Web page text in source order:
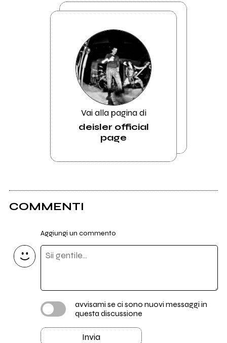
Vai alla pagina di
deisler official
page
COMMENTI
Aggiungi un commento
avvisami se ci sono nuovi messaggi in
questa discussione
Invia